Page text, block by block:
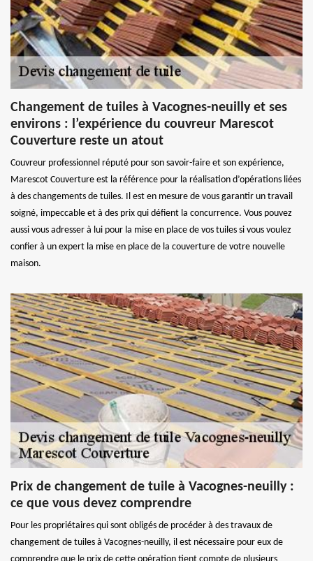
Changement de tuiles à Vacognes-neuilly et ses
environs : l’expérience du couvreur Marescot
Couverture reste un atout
Couvreur professionnel réputé pour son savoir-faire et son expérience,
Marescot Couverture est la référence pour la réalisation d’opérations liées
à des changements de tuiles. Il est en mesure de vous garantir un travail
soigné, impeccable et à des prix qui défient la concurrence. Vous pouvez
aussi vous adresser à lui pour la mise en place de vos tuiles si vous voulez
confier à un expert la mise en place de la couverture de votre nouvelle
maison.
Prix de changement de tuile à Vacognes-neuilly :
ce que vous devez comprendre
Pour les propriétaires qui sont obligés de procéder à des travaux de
changement de tuiles à Vacognes-neuilly, il est nécessaire pour eux de